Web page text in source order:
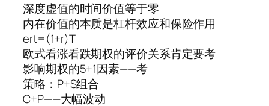
深度虚值的时间价值等于零
内在价值的本质是杠杆效应和保险作用
ert=(1+r)T
欧式看涨看跌期权的评价关系肯定要考
影响期权的5+1因素——考
策略：P+S组合
C+P——大幅波动